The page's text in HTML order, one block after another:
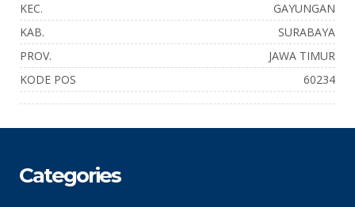
KEC.
GAYUNGAN
KAB.
SURABAYA
PROV.
JAWA TIMUR
KODE POS
60234
Categories